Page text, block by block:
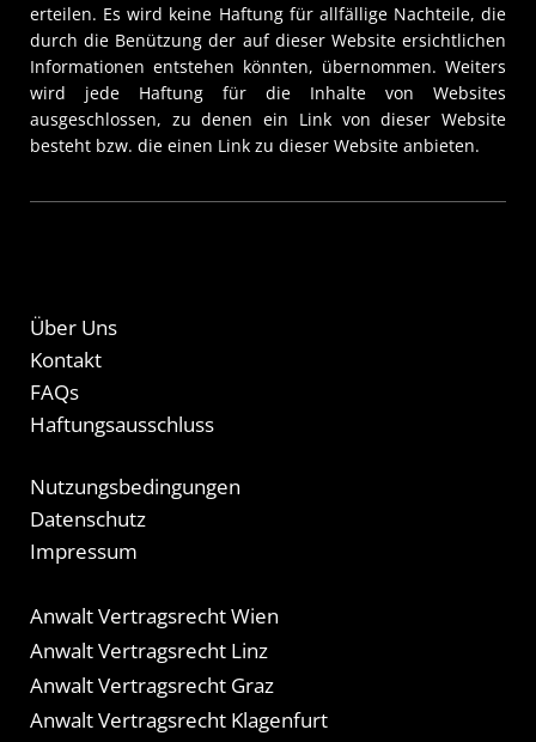
erteilen. Es wird keine Haftung für allfällige Nachteile, die
durch die Benützung der auf dieser Website ersichtlichen
Informationen entstehen könnten, übernommen. Weiters
wird jede Haftung für die Inhalte von Websites
ausgeschlossen, zu denen ein Link von dieser Website
besteht bzw. die einen Link zu dieser Website anbieten.
Über Uns
Kontakt
FAQs
Haftungsausschluss
Nutzungsbedingungen
Datenschutz
Impressum
Anwalt Vertragsrecht Wien
Anwalt Vertragsrecht Linz
Anwalt Vertragsrecht Graz
Anwalt Vertragsrecht Klagenfurt